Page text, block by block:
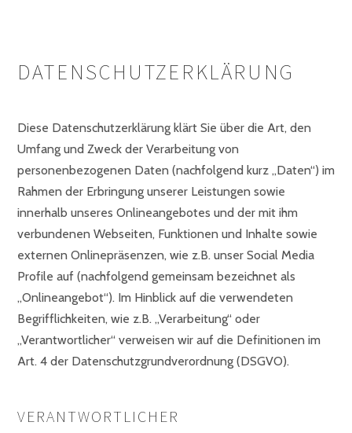
DATENSCHUTZERKLÄRUNG
Diese Datenschutzerklärung klärt Sie über die Art, den
Umfang und Zweck der Verarbeitung von
personenbezogenen Daten (nachfolgend kurz „Daten“) im
Rahmen der Erbringung unserer Leistungen sowie
innerhalb unseres Onlineangebotes und der mit ihm
verbundenen Webseiten, Funktionen und Inhalte sowie
externen Onlinepräsenzen, wie z.B. unser Social Media
Profile auf (nachfolgend gemeinsam bezeichnet als
„Onlineangebot“). Im Hinblick auf die verwendeten
Begrifflichkeiten, wie z.B. „Verarbeitung“ oder
„Verantwortlicher“ verweisen wir auf die Definitionen im
Art. 4 der Datenschutzgrundverordnung (DSGVO).
VERANTWORTLICHER